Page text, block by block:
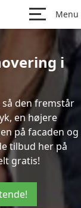
Menu
i
den fremstår
en højere
på facaden og
tilbud her på
gratis!